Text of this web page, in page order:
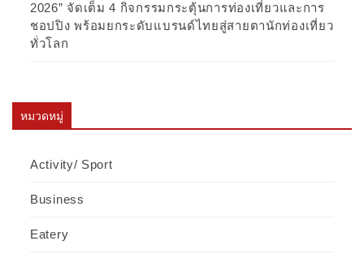
2026” จัดเต็ม 4 กิจกรรมกระตุ้นการท่องเที่ยวและการ
ชอปปิง พร้อมยกระดับแบรนด์ไทยสู่สายตานักท่องเที่ยว
ทั่วโลก
หมวดหมู่
Activity/ Sport
Business
Eatery